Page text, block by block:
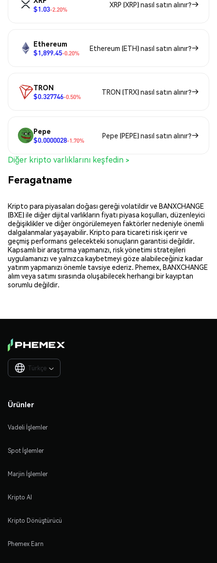
$1.03-2.20%
XRP (XRP) nasıl satın alınır?
Ethereum
$1,899.45-0.20%
Ethereum (ETH) nasıl satın alınır?
TRON
$0.327746-0.50%
TRON (TRX) nasıl satın alınır?
Pepe
$0.0000028-1.70%
Pepe (PEPE) nasıl satın alınır?
Diğer kripto varlıklarını keşfedin >
Feragatname
Kripto para piyasaları doğası gereği volatildir ve BANXCHANGE
(BXE) ile diğer dijital varlıkların fiyatı piyasa koşulları, düzenleyici
değişiklikler ve diğer öngörülemeyen faktörler nedeniyle önemli
dalgalanmalar yaşayabilir. Kripto para ticareti risk içerir ve
geçmiş performans gelecekteki sonuçların garantisi değildir.
Kapsamlı bir araştırma yapmanızı, risk yönetimi stratejileri
uygulamanızı ve yalnızca kaybetmeyi göze alabileceğiniz kadar
yatırım yapmanızı önemle tavsiye ederiz. Phemex, BANXCHANGE
alım veya satımı sırasında oluşabilecek herhangi bir kayıptan
sorumlu değildir.
Türkçe 
Ürünler
Vadeli İşlemler
Spot İşlemler
Marjin İşlemler
Kripto Al
Kripto Dönüştürücü
Phemex Earn